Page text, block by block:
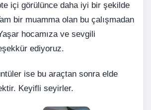
içi görülünce daha iyi bir şekilde
bir muamma olan bu çalışmadan
hocamıza ve sevgili
ediyoruz.
ise bu araçtan sonra elde
Keyifli seyirler.